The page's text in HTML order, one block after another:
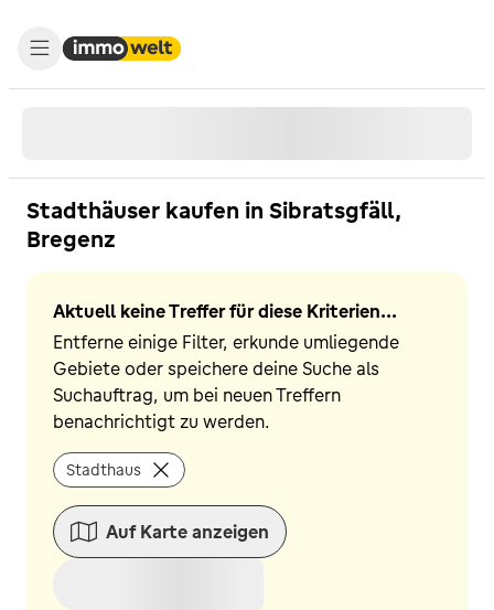
Stadthäuser kaufen in Sibratsgfäll,
Bregenz
Aktuell keine Treffer für diese Kriterien...
Entferne einige Filter, erkunde umliegende
Gebiete oder speichere deine Suche als
Suchauftrag, um bei neuen Treffern
benachrichtigt zu werden.
Stadthaus
Auf Karte anzeigen